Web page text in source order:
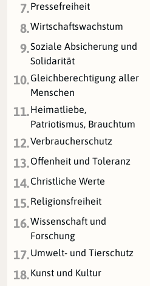
7.Pressefreiheit
8.Wirtschaftswachstum
9.Soziale Absicherung und
Solidarität
10.Gleichberechtigung aller
Menschen
11.Heimatliebe,
Patriotismus, Brauchtum
12.Verbraucherschutz
13.Offenheit und Toleranz
14.Christliche Werte
15.Religionsfreiheit
16.Wissenschaft und
Forschung
17.Umwelt- und Tierschutz
18.Kunst und Kultur